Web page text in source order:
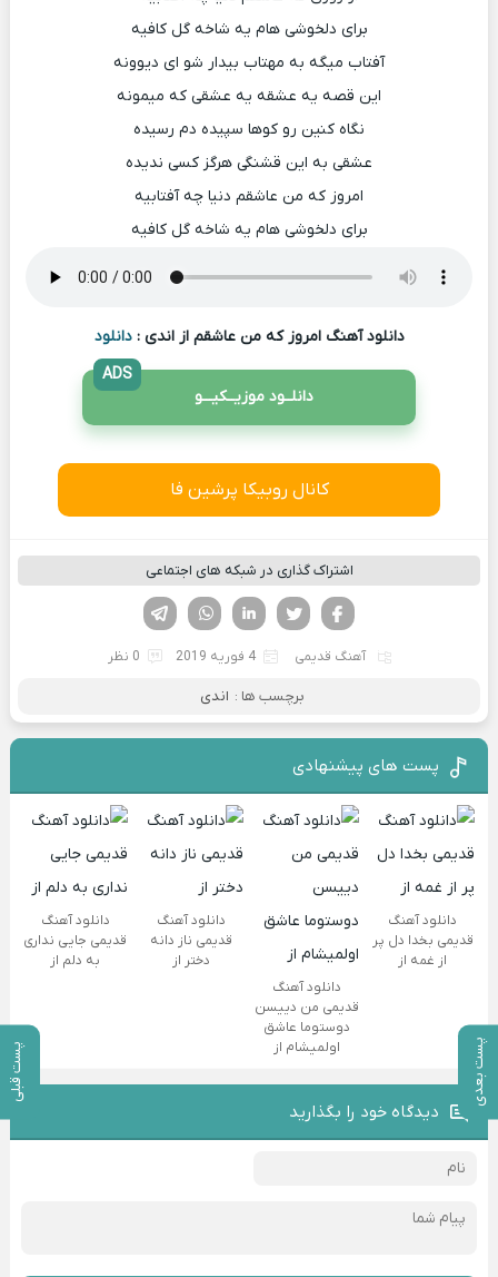
پست بعدی پست قبلی
برای دلخوشی هام یه شاخه گل کافیه
آفتاب میگه به مهتاب بیدار شو ای دیوونه
این قصه یه عشقه یه عشقی که میمونه
نگاه کنین رو کوها سپیده دم رسیده
عشقی به این قشنگی هرگز کسی ندیده
امروز که من عاشقم دنیا چه آفتابیه
برای دلخوشی هام یه شاخه گل کافیه
دانلود آهنگ امروز که من عاشقم از اندی :دانلود
دانلــود موزیــکیـــو
ADS
کانال روبیکا پرشین فا
اشتراک گذاری در شبکه های اجتماعی
لینکدین تویتر
فیسوک
آهنگ قدیمی 4 فوریه 2019 0 نظر
برچسب ها : اندی
پست های پیشنهادی
دانلود آهنگ
قدیمی بخدا دل پر
از غمه از
دانلود آهنگ
قدیمی من دییسن
دوستوما عاشق
اولمیشام از
دانلود آهنگ
قدیمی ناز دانه
دختر از
دانلود آهنگ
قدیمی جایی نداری
به دلم از
دیدگاه خود را بگذارید